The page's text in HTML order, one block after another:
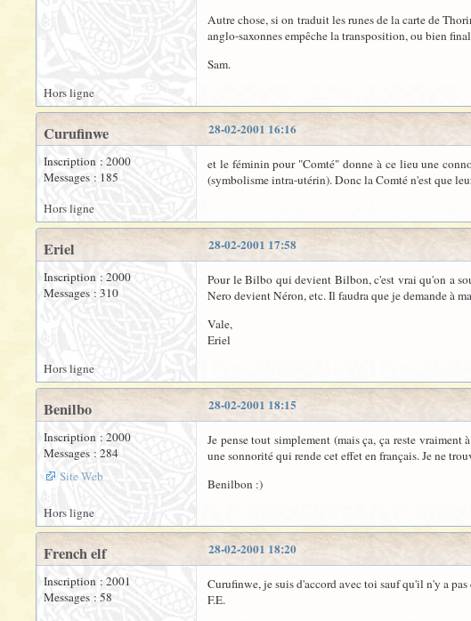
Autre chose, si on traduit les runes de la carte de
anglo-saxonnes empêche la transposition, ou bien
Sam.
Hors ligne
28-02-2001 16:16
Curufinwe
Inscription : 2000
Messages : 185
et le féminin pour "Comté" donne à ce lieu une
(symbolisme intra-utérin). Donc la Comté n'est que
Hors ligne
28-02-2001 17:58
Eriel
Inscription : 2000
Messages : 310
Pour le Bilbo qui devient Bilbon, c'est vrai qu'on a
Nero devient Néron, etc. Il faudra que je demande à
Vale,
Eriel
Hors ligne
28-02-2001 18:15
Benilbo
Inscription : 2000
Messages : 284
Site Web
Je pense tout simplement (mais ça, ça reste
une sonnorité qui rende cet effet en français. Je ne
Benilbon :)
Hors ligne
28-02-2001 18:20
French elf
Inscription : 2001
Messages : 58
Curufinwe, je suis d'accord avec toi sauf qu'il n'y a
F.E.